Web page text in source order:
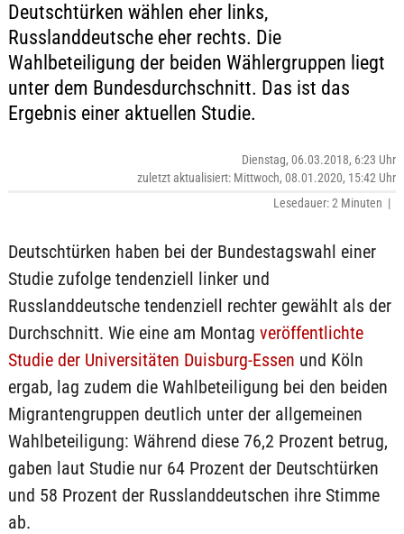
Deutschtürken wählen eher links,
Russlanddeutsche eher rechts. Die
Wahlbeteiligung der beiden Wählergruppen liegt
unter dem Bundesdurchschnitt. Das ist das
Ergebnis einer aktuellen Studie.
Dienstag, 06.03.2018, 6:23 Uhr
zuletzt aktualisiert: Mittwoch, 08.01.2020, 15:42 Uhr
Lesedauer: 2 Minuten |
Deutschtürken haben bei der Bundestagswahl einer
Studie zufolge tendenziell linker und
Russlanddeutsche tendenziell rechter gewählt als der
Durchschnitt. Wie eine am Montag veröffentlichte
Studie der Universitäten Duisburg-Essen und Köln
ergab, lag zudem die Wahlbeteiligung bei den beiden
Migrantengruppen deutlich unter der allgemeinen
Wahlbeteiligung: Während diese 76,2 Prozent betrug,
gaben laut Studie nur 64 Prozent der Deutschtürken
und 58 Prozent der Russlanddeutschen ihre Stimme
ab.